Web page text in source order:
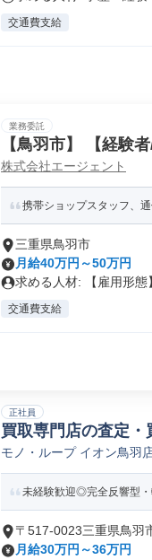
交通費支給
業務委託
【鳥羽市】 【経験
S/PT)
株式会社エージェント
携帯ショップスタッフ、
三重県鳥羽市
月給40万円～50万円
求める人材: 【雇用形
交通費支給
正社員
買取専門店の査定・
モノ・ループ イオン鳥羽
未経験歓迎◎完全反響型
〒517-0023三重県鳥羽
月給30万円～36万円